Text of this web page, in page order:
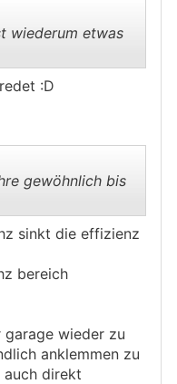
wiederum etwas
:D
gewöhnlich bis
sinkt die effizienz
bereich
garage wieder zu
anklemmen zu
auch direkt